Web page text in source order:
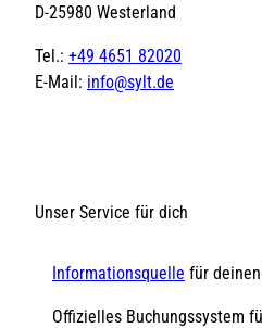
D-25980 Westerland
Tel.: +49 4651 82020
E-Mail: info@sylt.de
Unser Service für dich
Informationsquelle für
Offizielles Buchungssystem